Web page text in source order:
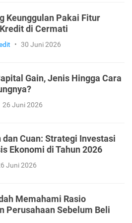
Keunggulan Pakai Fitur
di Cermati
• 30 Juni 2026
Gain, Jenis Hingga Cara
26 Juni 2026
dan Cuan: Strategi Investasi
Ekonomi di Tahun 2026
Juni 2026
Memahami Rasio
Perusahaan Sebelum Beli